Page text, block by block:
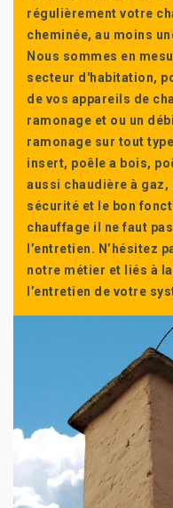
régulièrement votre
cheminée, au moins
Nous sommes en
secteur d'habitation,
de vos appareils de
ramonage et ou un
ramonage sur tout
insert, poêle a bois,
aussi chaudière à
sécurité et le bon
chauffage il ne faut
l’entretien. N’hésitez
notre métier et liés à
l’entretien de votre